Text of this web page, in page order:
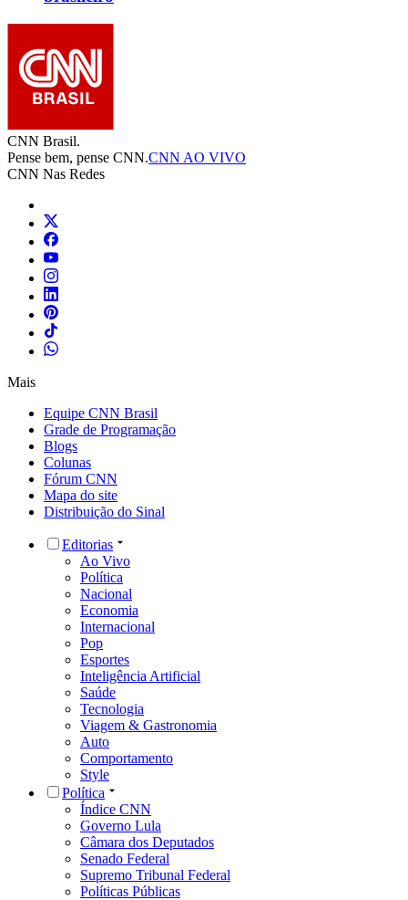
CNN Brasil.
Pense bem, pense CNN.CNN AO VIVO
CNN Nas Redes
Mais
Equipe CNN Brasil
Grade de Programação
Blogs
Colunas
Fórum CNN
Mapa do site
Distribuição do Sinal
Editorias
Ao Vivo
Política
Nacional
Economia
Internacional
Pop
Esportes
Inteligência Artificial
Saúde
Tecnologia
Viagem & Gastronomia
Auto
Comportamento
Style
Política
Índice CNN
Governo Lula
Câmara dos Deputados
Senado Federal
Supremo Tribunal Federal
Políticas Públicas